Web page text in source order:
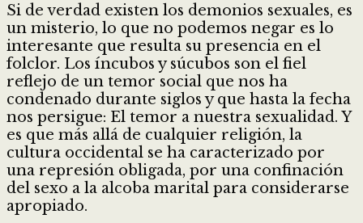
Si de verdad existen los demonios sexuales, es
un misterio, lo que no podemos negar es lo
interesante que resulta su presencia en el
folclor. Los íncubos y súcubos son el fiel
reflejo de un temor social que nos ha
condenado durante siglos y que hasta la fecha
nos persigue: El temor a nuestra sexualidad. Y
es que más allá de cualquier religión, la
cultura occidental se ha caracterizado por
una represión obligada, por una confinación
del sexo a la alcoba marital para considerarse
apropiado.